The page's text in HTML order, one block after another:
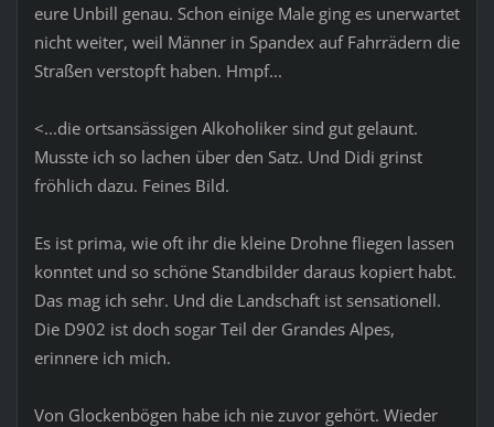
eure Unbill genau. Schon einige Male ging es unerwartet
nicht weiter, weil Männer in Spandex auf Fahrrädern die
Straßen verstopft haben. Hmpf...
<...die ortsansässigen Alkoholiker sind gut gelaunt.
Musste ich so lachen über den Satz. Und Didi grinst
fröhlich dazu. Feines Bild.
Es ist prima, wie oft ihr die kleine Drohne fliegen lassen
konntet und so schöne Standbilder daraus kopiert habt.
Das mag ich sehr. Und die Landschaft ist sensationell.
Die D902 ist doch sogar Teil der Grandes Alpes,
erinnere ich mich.
Von Glockenbögen habe ich nie zuvor gehört. Wieder